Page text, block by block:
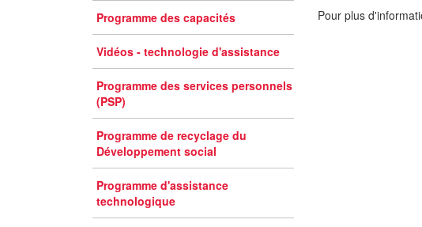
Programme des capacités
Vidéos - technologie d'assistance
Programme des services personnels
(PSP)
Programme de recyclage du
Développement social
Programme d'assistance
technologique
Pour plus